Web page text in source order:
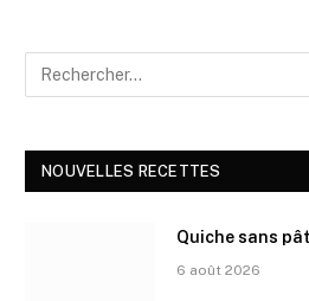
NOUVELLES RECETTES
Quiche sans
6 août 2026